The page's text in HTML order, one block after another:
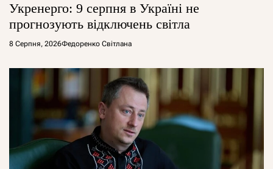
Укренерго: 9 серпня в Україні не
прогнозують відключень світла
8 Серпня, 2026Федоренко Світлана